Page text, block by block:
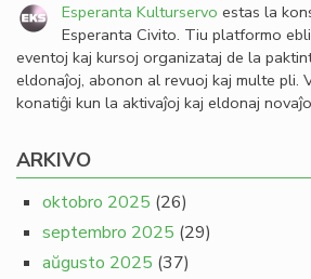
Esperanta Kulturservo estas la
Esperanta Civito. Tiu platformo
eventoj kaj kursoj organizataj de la
eldonaĵoj, abonon al revuoj kaj multe pli.
konatiĝi kun la aktivaĵoj kaj eldonaj
ARKIVO
oktobro 2025 (26)
septembro 2025 (29)
aŭgusto 2025 (37)